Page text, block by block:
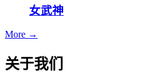
女武神
More →
关于我们